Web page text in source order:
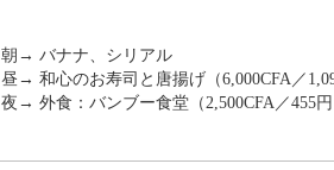
朝→ バナナ、シリアル
昼→ 和心のお寿司と唐揚げ（6,000CFA／
夜→ 外食：バンブー食堂（2,500CFA／455円